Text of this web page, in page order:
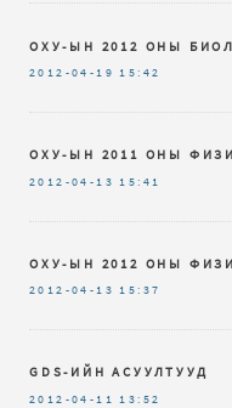
ОХУ-ЫН 2012 ОНЫ
2012-04-19 15:42
ОХУ-ЫН 2011 ОНЫ
2012-04-13 15:41
ОХУ-ЫН 2012 ОНЫ
2012-04-13 15:37
GDS-ИЙН АСУУЛТУУД
2012-04-11 13:52